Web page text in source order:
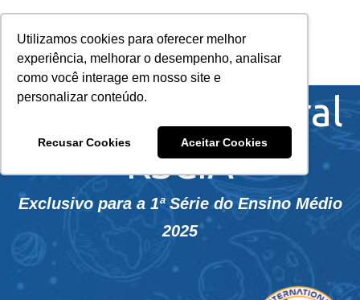
Utilizamos cookies para oferecer melhor
experiência, melhorar o desempenho, analisar
como você interage em nosso site e
personalizar conteúdo.
Recusar Cookies Aceitar Cookies
Concurso Cultural
KSCIA
Exclusivo para a 1ª Série do Ensino Médio
2025